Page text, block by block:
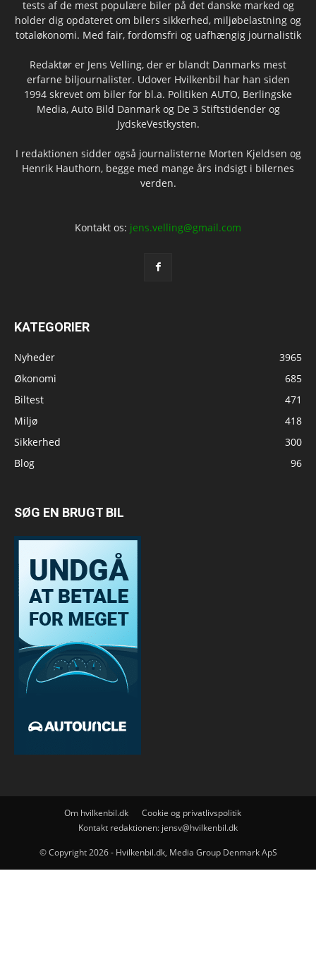
tests af de mest populære biler på det danske marked og
holder dig opdateret om bilers sikkerhed, miljøbelastning og
totaløkonomi. Med fair, fordomsfri og uafhængig journalistik
Redaktør er Jens Velling, der er blandt Danmarks mest
erfarne biljournalister. Udover Hvilkenbil har han siden
1994 skrevet om biler for bl.a. Politiken AUTO, Berlingske
Media, Auto Bild Danmark og De 3 Stiftstidender og
JydskeVestkysten.
I redaktionen sidder også journalisterne Morten Kjeldsen og
Henrik Hauthorn, begge med mange års indsigt i bilernes
verden.
Kontakt os: jens.velling@gmail.com
KATEGORIER
Nyheder
3965
Økonomi
685
Biltest
471
Miljø
418
Sikkerhed
300
Blog
96
SØG EN BRUGT BIL
Om hvilkenbil.dk
Cookie og privatlivspolitik
Kontakt redaktionen: jensv@hvilkenbil.dk
© Copyright 2026 - Hvilkenbil.dk, Media Group Denmark ApS